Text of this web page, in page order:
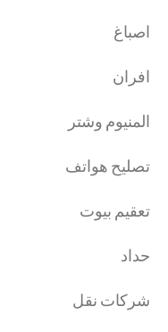
اصباغ
افران
المنيوم وشتر
تصليح هواتف
تعقيم بيوت
حداد
شركات نقل